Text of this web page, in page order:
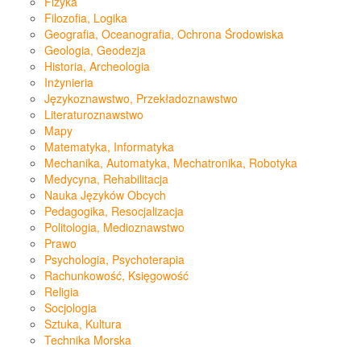
Filozofia, Logika
Geografia, Oceanografia, Ochrona Środowiska
Geologia, Geodezja
Historia, Archeologia
Inżynieria
Językoznawstwo, Przekładoznawstwo
Literaturoznawstwo
Mapy
Matematyka, Informatyka
Mechanika, Automatyka, Mechatronika, Robotyka
Medycyna, Rehabilitacja
Nauka Języków Obcych
Pedagogika, Resocjalizacja
Politologia, Medioznawstwo
Prawo
Psychologia, Psychoterapia
Rachunkowość, Księgowość
Religia
Socjologia
Sztuka, Kultura
Technika Morska